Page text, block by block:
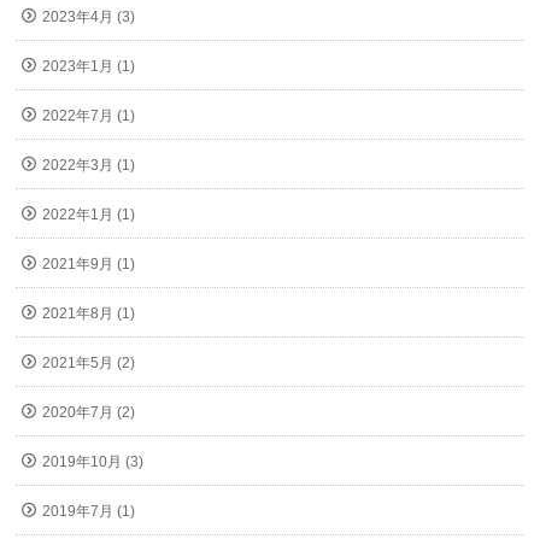
2023年4月 (3)
2023年1月 (1)
2022年7月 (1)
2022年3月 (1)
2022年1月 (1)
2021年9月 (1)
2021年8月 (1)
2021年5月 (2)
2020年7月 (2)
2019年10月 (3)
2019年7月 (1)